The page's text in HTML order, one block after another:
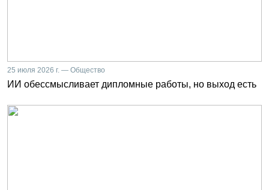
25 июля 2026 г. — Общество
ИИ обессмысливает дипломные работы, но выход есть